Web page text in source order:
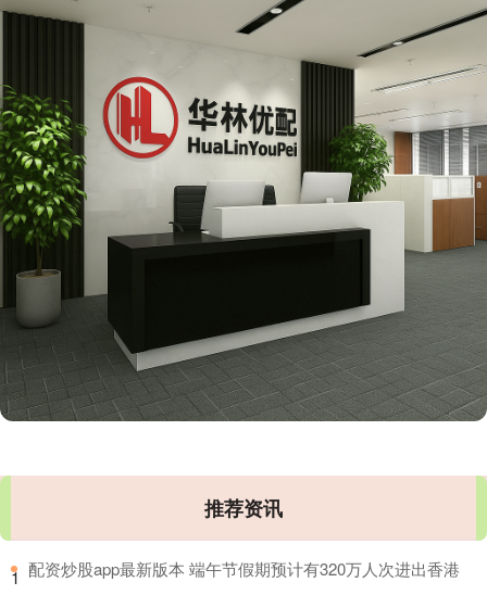
推荐资讯
1 ​配资炒股app最新版本 端午节假期预计有320万人次进出香港